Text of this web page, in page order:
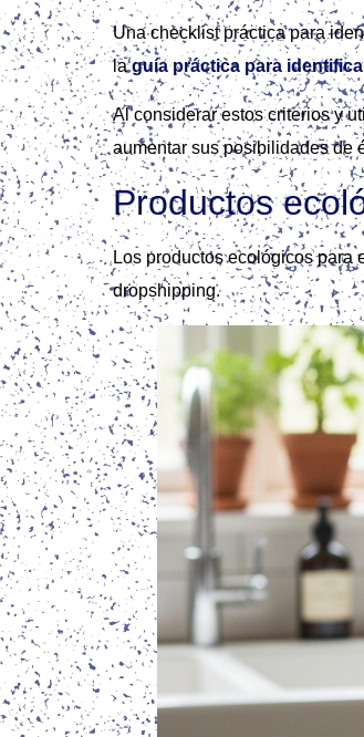
Una checklist práctica para
laguía práctica para
Al considerar estos criterios y
aumentar sus posibilidades de
Productos
Los productos ecológicos para
dropshipping.